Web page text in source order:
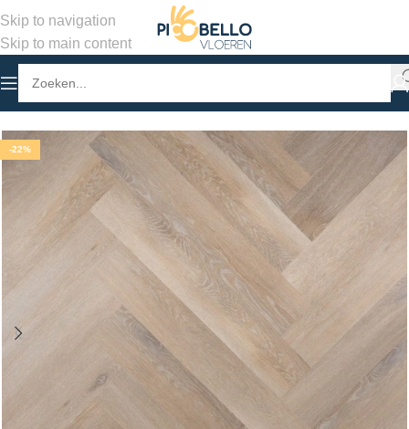
Skip to navigation
Skip to main content
Home/Winkel
-22%